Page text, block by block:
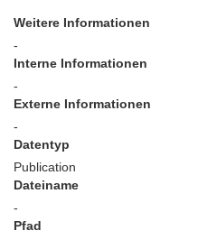
Weitere Informationen
-
Interne Informationen
-
Externe Informationen
-
Datentyp
Publication
Dateiname
-
Pfad